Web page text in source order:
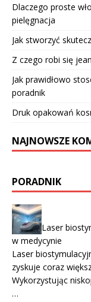
Dlaczego proste
pielęgnacja
Jak stworzyć
Z czego robi się
Jak prawidłowo
poradnik
Druk opakowań
NAJNOWSZE
PORADNIK
Laser
w medycynie
Laser
zyskuje coraz
Wykorzystując
…